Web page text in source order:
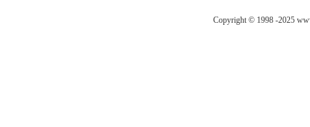
Copyright © 1998 -2025